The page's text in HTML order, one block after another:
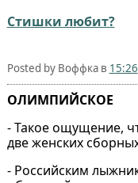
Стишки любит?
Posted by Воффка в 15:26
ОЛИМПИЙСКОЕ
- Такое ощущение,
две женских
- Российским